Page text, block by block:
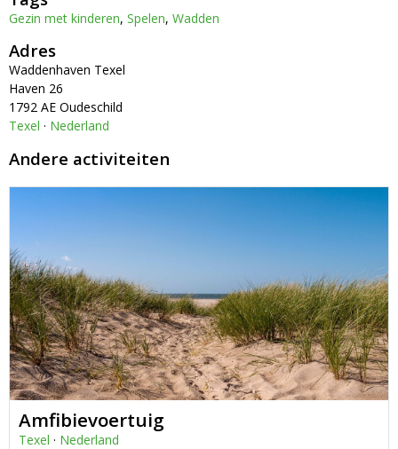
Gezin met kinderen, Spelen, Wadden
Adres
Waddenhaven Texel
Haven 26
1792 AE Oudeschild
Texel · Nederland
Andere activiteiten
Amfibievoertuig
Texel · Nederland